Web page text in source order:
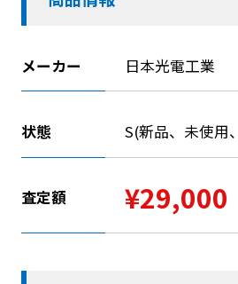
メーカー 日本光電工業
状態 S(新品、未使用
査定額 ¥29,000